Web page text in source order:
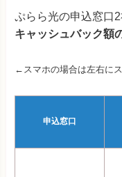
ぷらら光の申込窓口2
キャッシュバック額
←スマホの場合は左右に
申込窓口